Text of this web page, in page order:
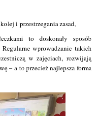
i przestrzegania zasad,
to doskonały sposób
wprowadzanie takich
w zajęciach, rozwijają
– a to przecież najlepsza forma